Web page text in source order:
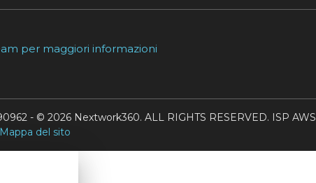
per maggiori informazioni
- © 2026 Nextwork360. ALL RIGHTS RESERVED. ISP AWS
Mappa del sito